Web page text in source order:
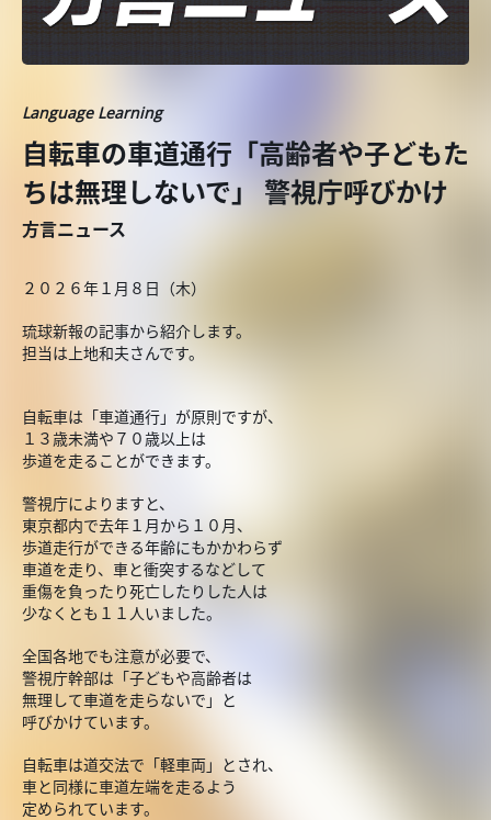
Language Learning
自転車の車道通行「高齢者や子どもた
ちは無理しないで」 警視庁呼びかけ
方言ニュース
２０２６年１月８日（木）
琉球新報の記事から紹介します。
担当は上地和夫さんです。
自転車は「車道通行」が原則ですが、
１３歳未満や７０歳以上は
歩道を走ることができます。
警視庁によりますと、
東京都内で去年１月から１０月、
歩道走行ができる年齢にもかかわらず
車道を走り、車と衝突するなどして
重傷を負ったり死亡したりした人は
少なくとも１１人いました。
全国各地でも注意が必要で、
警視庁幹部は「子どもや高齢者は
無理して車道を走らないで」と
呼びかけています。
自転車は道交法で「軽車両」とされ、
車と同様に車道左端を走るよう
定められています。